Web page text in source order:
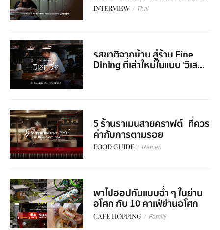
INTERVIEW / Thai
รสชาติจากบ้าน สู่ร้าน Fine
Dining ที่เล่าใหม่ในแบบ ‘วิเส...
5 ร้านราเมนสายคราฟต์ ที่ควร
ค่ากับการตามรอย
FOOD GUIDE / Ramen
พาไปฮอปกันแบบฉ่ำ ๆ ในย่าน
อโศก กับ 10 คาเฟ่ย่านอโศก
CAFE HOPPING / Family